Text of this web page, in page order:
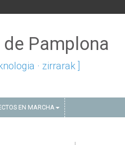
Pamplona
· zirrarak ]
EN MARCHA